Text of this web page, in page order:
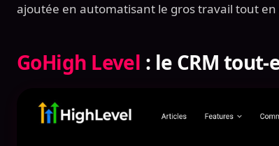
ajoutée en automatisant le gros travail tout
GoHigh Level : le CRM tout-